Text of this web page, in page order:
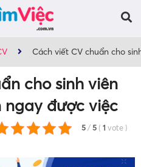
Cách viết CV chuẩn cho
cho sinh viên
được việc
5 / 5 ( 1 vote )